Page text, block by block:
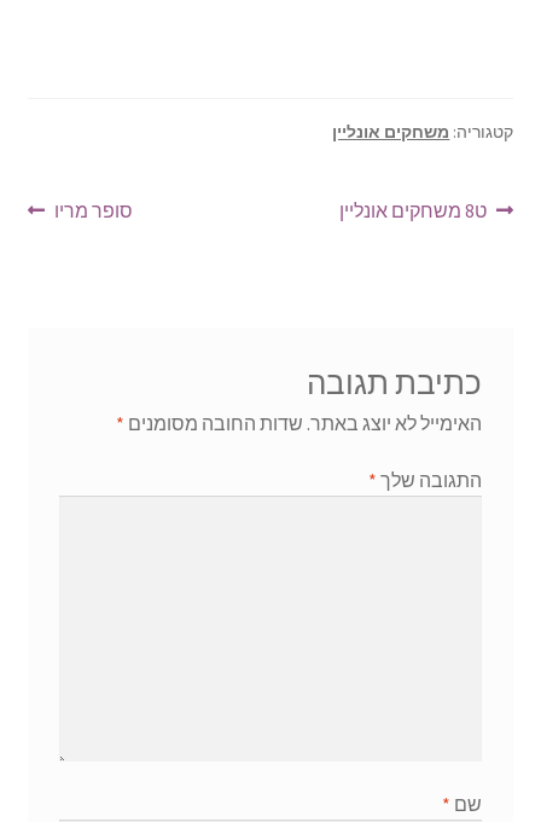
קטגוריה: משחקים אונליין
ניווט
הפוסט
ט8 משחקים אונליין
הפוסט
סופר מריו
כתיבת תגובה
האימייל לא יוצג באתר. שדות החובה מסומנים *
התגובה שלך *
שם *